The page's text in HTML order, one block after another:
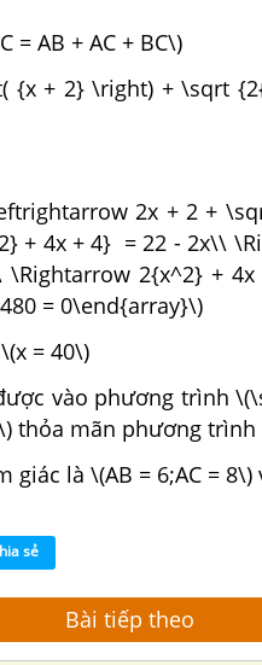
= AB + AC + BC\)
{x + 2} \right) + \sqrt
2x + 2 +
+ 4x + 4} = 22 - 2x\\
2{x^2} +
= 0\end{array}\)
= 40\)
vào phương trình
thỏa mãn phương trình
là \(AB = 6;AC = 8\)
sẻ
Bài tiếp theo